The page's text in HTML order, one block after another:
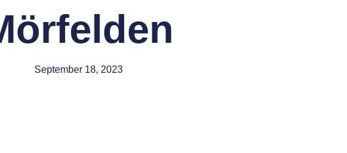
September 18, 2023